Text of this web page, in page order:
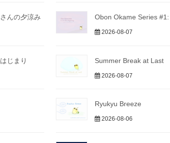
んの夕涼み Obon Okame Series
2026-08-07
じまり Summer Break at Last
2026-08-07
Ryukyu Breeze
2026-08-06